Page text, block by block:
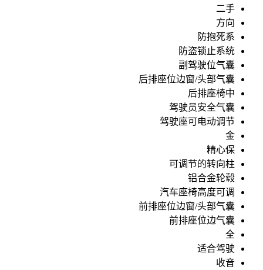
二手
方向
防抱死系
防盗锁止系统
副驾驶位气囊
后排座位边窗/头部气囊
后排座椅中
驾驶员安全气囊
驾驶座可电动调节
金
精心保
可调节的转向柱
铝合金轮毂
汽车座椅高度可调
前排座位边窗/头部气囊
前排座位边气囊
全
适合驾驶
收音